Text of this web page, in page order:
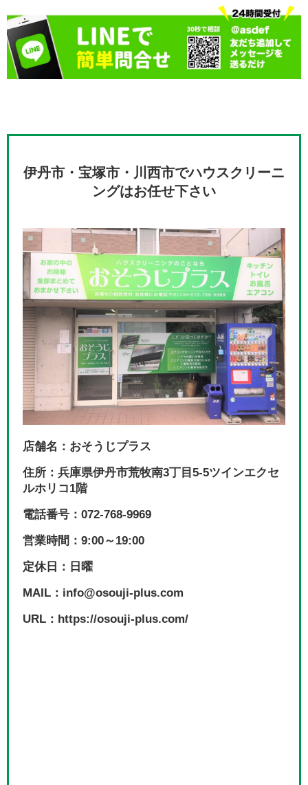
伊丹市・宝塚市・川西市でハウスクリーニ
ングはお任せ下さい
店舗名：おそうじプラス
住所：兵庫県伊丹市荒牧南3丁目5-5ツインエクセ
ルホリコ1階
電話番号：072-768-9969
営業時間：9:00～19:00
定休日：日曜
MAIL：info@osouji-plus.com
URL：https://osouji-plus.com/